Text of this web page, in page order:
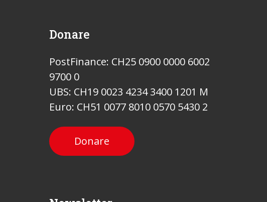
Donare
PostFinance: CH25 0900 0000 6002
9700 0
UBS: CH19 0023 4234 3400 1201 M
Euro: CH51 0077 8010 0570 5430 2
Donare